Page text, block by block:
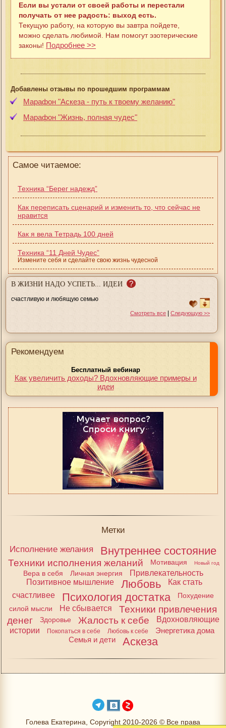
Если вы устали от своей работы и перестали
получать от нее радость: выход есть.
Текущую работу, на которую вы завтра пойдете,
можно сделать любимой. Нам помогут эзотерические
законы! Подробнее >>
Добавлены отзывы по прошедшим программам
Марафон "Аскеза - путь к твоему желанию"
Марафон "Жизнь, полная чудес"
Самое читаемое:
Техника “Берег надежд”
Как переписать сценарий и изменить то, что сейчас не
нравится
Как я вела Тетрадь 100 дней
Техника “11 Дней Чудес”
Измените себя и сделайте свою жизнь чудесной
В ЖИЗНИ НАДО УСПЕТЬ... ИДЕИ ?
счастливую и любящую семью
Смотреть все | Следующую >>
Рекомендуем
Бесплатный вебинар
Как увеличить доходы? Вдохновляющие примеры и
идеи
Метки
Исполнение желания
Внутреннее состояние
Техники исполнения желаний Мотивация Новый год
Вера в себя Личная энергия
Привлекательность
Позитивное мышление
Любовь
Как стать
счастливее
Психология достатка
Похудение
силой мысли
Не сбывается
Техники привлечения
денег
Здоровье Жалость к себе
Вдохновляющие
истории
Покопаться в себе Любовь к себе
Энергетика дома
Семья и дети
Аскеза
Голева Екатерина, Copyright 2010-2026 © Все права